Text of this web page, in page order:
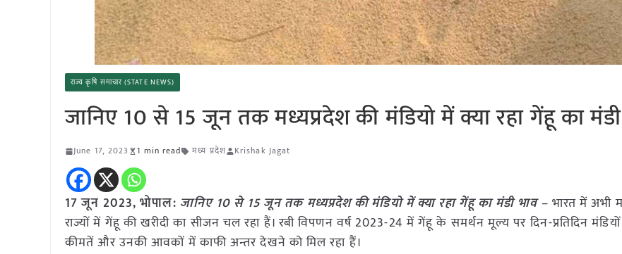
राज्य कृषि समाचार (STATE NEWS)
जानिए 10 से 15 जून तक मध्यप्रदेश की मंडियो में क्या रहा गेंहू का
June 17, 2023 1 min read मध्य प्रदेश Krishak Jagat
17 जून 2023, भोपाल: जानिए 10 से 15 जून तक मध्यप्रदेश की मंडियो में क्या रहा गेंहू का मंडी भाव– भारत में अभी
राज्यों में गेंहू की खरीदी का सीजन चल रहा हैं। रबी विपणन वर्ष 2023-24 में गेंहू के समर्थन मूल्य पर दिन-प्रतिदिन
कीमतें और उनकी आवकों में काफी अन्तर देखने को मिल रहा हैं।